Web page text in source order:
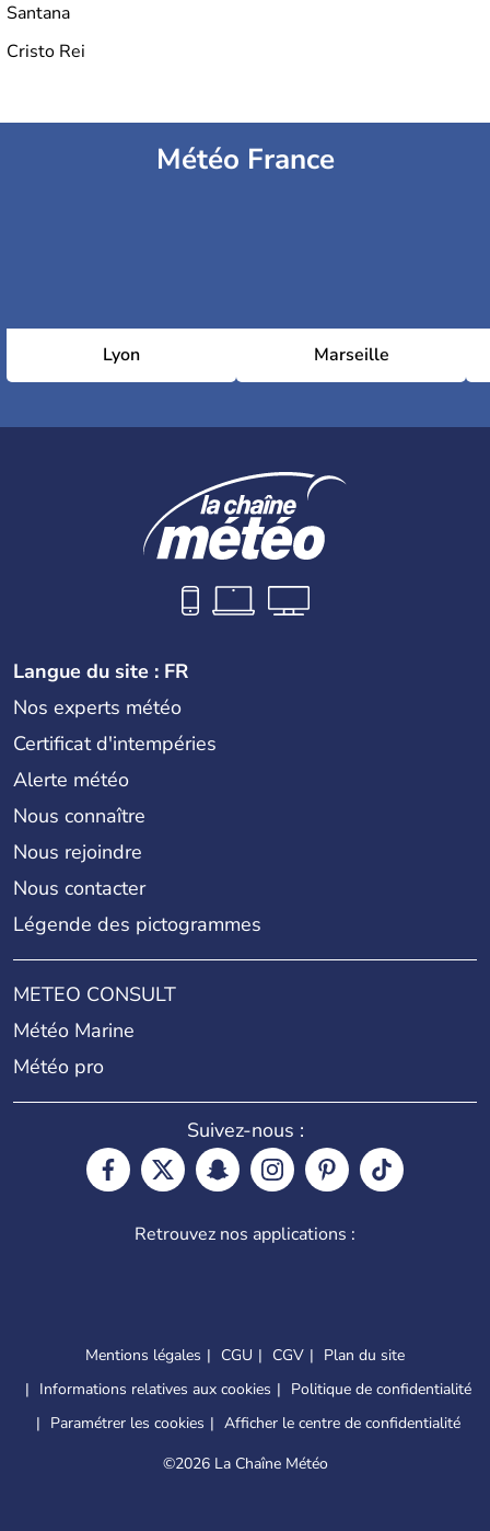
Santana
Cristo Rei
Météo France
Lyon Marseille
Langue du site : FR
Nos experts météo
Certificat d'intempéries
Alerte météo
Nous connaître
Nous rejoindre
Nous contacter
Légende des pictogrammes
METEO CONSULT
Météo Marine
Météo pro
Suivez-nous :
Retrouvez nos applications :
Mentions légales CGU CGV
Plan du site
Informations relatives aux cookies
Politique de confidentialité
Paramétrer les cookies
Afficher le centre de confidentialité
©2026 La Chaîne Météo